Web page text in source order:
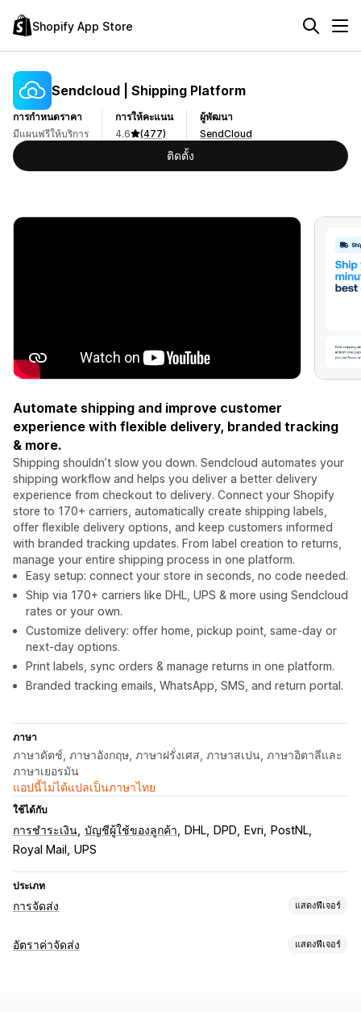
Shopify App Store
Sendcloud | Shipping Platform
การกำหนดราคา
มีแผนฟรีให้บริการ
การให้คะแนน
4.6
(477)
ผู้พัฒนา
SendCloud
ติดตั้ง
Automate shipping and improve customer
experience with flexible delivery, branded tracking
& more.
Shipping shouldn’t slow you down. Sendcloud automates your
shipping workflow and helps you deliver a better delivery
experience from checkout to delivery. Connect your Shopify
store to 170+ carriers, automatically create shipping labels,
offer flexible delivery options, and keep customers informed
with branded tracking updates. From label creation to returns,
manage your entire shipping process in one platform.
Easy setup: connect your store in seconds, no code needed.
Ship via 170+ carriers like DHL, UPS & more using Sendcloud
rates or your own.
Customize delivery: offer home, pickup point, same-day or
next-day options.
Print labels, sync orders & manage returns in one platform.
Branded tracking emails, WhatsApp, SMS, and return portal.
ภาษา
ภาษาดัตช์, ภาษาอังกฤษ, ภาษาฝรั่งเศส, ภาษาสเปน, ภาษาอิตาลีและ
ภาษาเยอรมัน
แอปนี้ไม่ได้แปลเป็นภาษาไทย
ใช้ได้กับ
การชำระเงิน บัญชีผู้ใช้ของลูกค้า DHL DPD Evri
PostNL
Royal Mail
UPS
ประเภท
การจัดส่ง แสดงฟีเจอร์
ป้ายกำกับและบรรจุภัณฑ์
อัตราค่าจัดส่ง แสดงฟีเจอร์